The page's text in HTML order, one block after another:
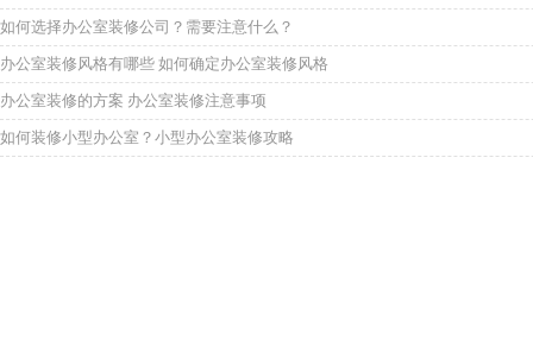
如何选择办公室装修公司？需要注意什么？
办公室装修风格有哪些 如何确定办公室装修风格
办公室装修的方案 办公室装修注意事项
如何装修小型办公室？小型办公室装修攻略